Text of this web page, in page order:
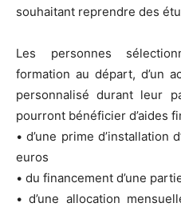
souhaitant reprendre des
Les personnes
formation au départ, d’un
personnalisé durant leur
pourront bénéficier d’aides
• d’une prime d’installation
euros
• du financement d’une
• d’une allocation